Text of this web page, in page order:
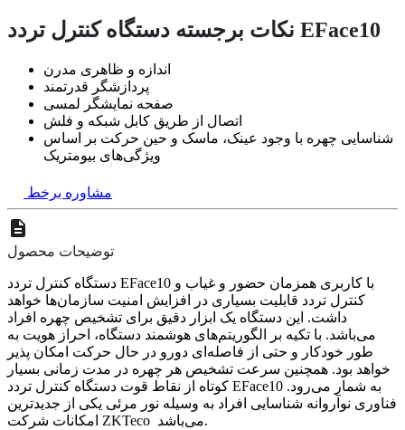
نکات برجسته دستگاه کنترل تردد EFace10
اندازه و ظاهری مدرن
پردازشگر قدرتمند
صفحه نمایشگر لمسی
اتصال از طریق کابل شبکه و فلش
شناسایی چهره با وجود عینک، ماسک و حین حرکت بر اساس
ویژگی‌های بیومتریک
مشاوره برخط
توضیحات محصول
دستگاه کنترل تردد EFace10 با کاربری همزمان حضور و غیاب و
کنترل تردد قابلیت بسیاری در افزایش امنیت سازمان‌ها خواهد
داشت. این دستگاه یک ابزار دقیق برای تشخیص چهره افراد
می‌باشد. با تکیه بر الگوریتم‌های هوشمند دستگاه‌، احراز هویت به
طور خودکار و حتی از فاصله‌ای دورو در حال حرکت امکان پذیر
خواهد بود. همچنین سرعت تشخیص هر چهره در مدت زمانی بسیار
کوتاه از نقاط قوت دستگاه کنترل تردد EFace10 به شمار می‌رود.
فناوری نوآروانه شناسایی افراد به وسیله نور مرئی یکی از جدیدترین
امکانات شرکت ZKTeco می‌باشد.